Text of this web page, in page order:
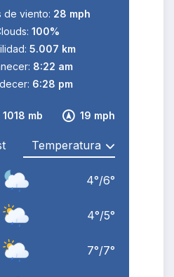
1018 mb 19 mph
de viento: 28 mph
100%
5.007 km
8:22 am
6:28 pm
4°/6°
4°/5°
7°/7°